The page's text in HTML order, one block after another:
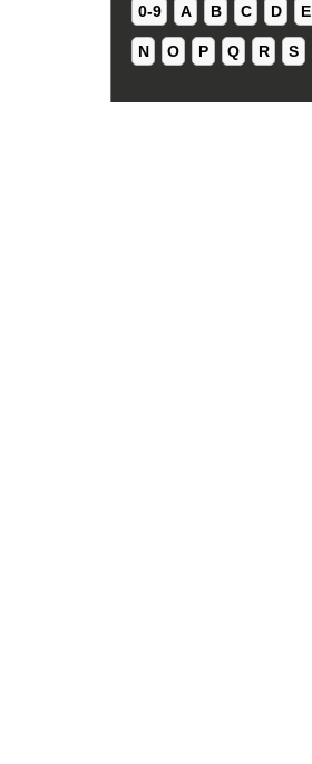
0-9 A B C D E
N O P Q R S